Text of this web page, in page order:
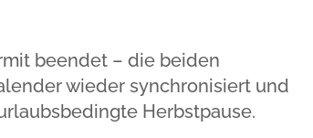
beendet – die beiden
wieder synchronisiert und
Herbstpause.